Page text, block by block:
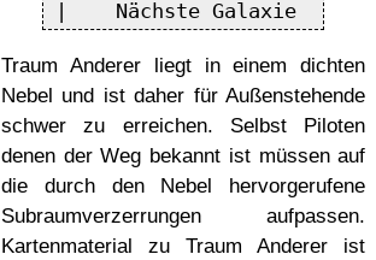
Traum Anderer liegt in einem dichten
Nebel und ist daher für Außenstehende
schwer zu erreichen. Selbst Piloten
denen der Weg bekannt ist müssen auf
die durch den Nebel hervorgerufene
Subraumverzerrungen aufpassen.
Kartenmaterial zu Traum Anderer ist